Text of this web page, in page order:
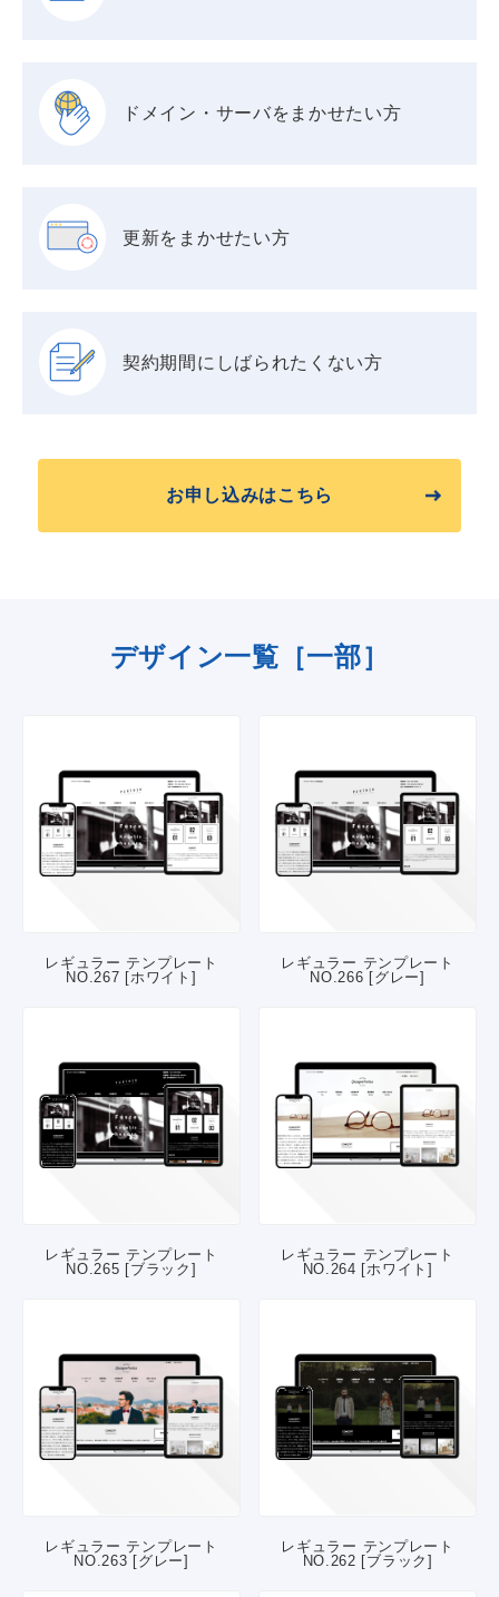
ドメイン・サーバを まかせたい方
更新をまかせたい方
契約期間に しばられたくない方
お申し込みはこちら
デザイン一覧［一部］
レギュラー テンプレート
NO.267 [ホワイト]
レギュラー テンプレート
NO.266 [グレー]
レギュラー テンプレート
NO.265 [ブラック]
レギュラー テンプレート
NO.264 [ホワイト]
レギュラー テンプレート
NO.263 [グレー]
レギュラー テンプレート
NO.262 [ブラック]